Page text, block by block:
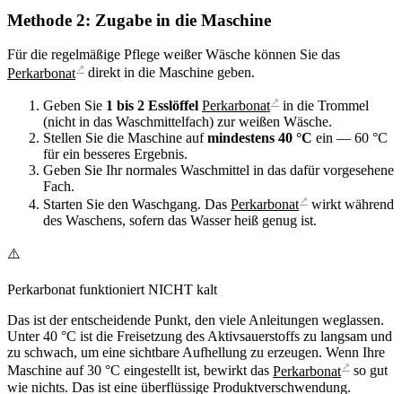
Methode 2: Zugabe in die Maschine
Für die regelmäßige Pflege weißer Wäsche können Sie das
Perkarbonat ↗ direkt in die Maschine geben.
Geben Sie 1 bis 2 Esslöffel Perkarbonat ↗ in die Trommel
(nicht in das Waschmittelfach) zur weißen Wäsche.
Stellen Sie die Maschine aufmindestens 40 °C ein — 60 °C
für ein besseres Ergebnis.
Geben Sie Ihr normales Waschmittel in das dafür vorgesehene
Fach.
Starten Sie den Waschgang. Das Perkarbonat ↗ wirkt während
des Waschens, sofern das Wasser heiß genug ist.
⚠️
Perkarbonat funktioniert NICHT kalt
Das ist der entscheidende Punkt, den viele Anleitungen weglassen.
Unter 40 °C ist die Freisetzung des Aktivsauerstoffs zu langsam und
zu schwach, um eine sichtbare Aufhellung zu erzeugen. Wenn Ihre
Maschine auf 30 °C eingestellt ist, bewirkt das Perkarbonat ↗ so gut
wie nichts. Das ist eine überflüssige Produktverschwendung.